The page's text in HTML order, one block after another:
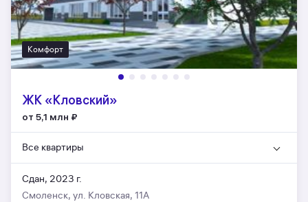
Комфорт
ЖК «Кловский»
от 5,1 млн ₽
Все квартиры
Сдан, 2023 г.
Смоленск, ул. Кловская, 11А